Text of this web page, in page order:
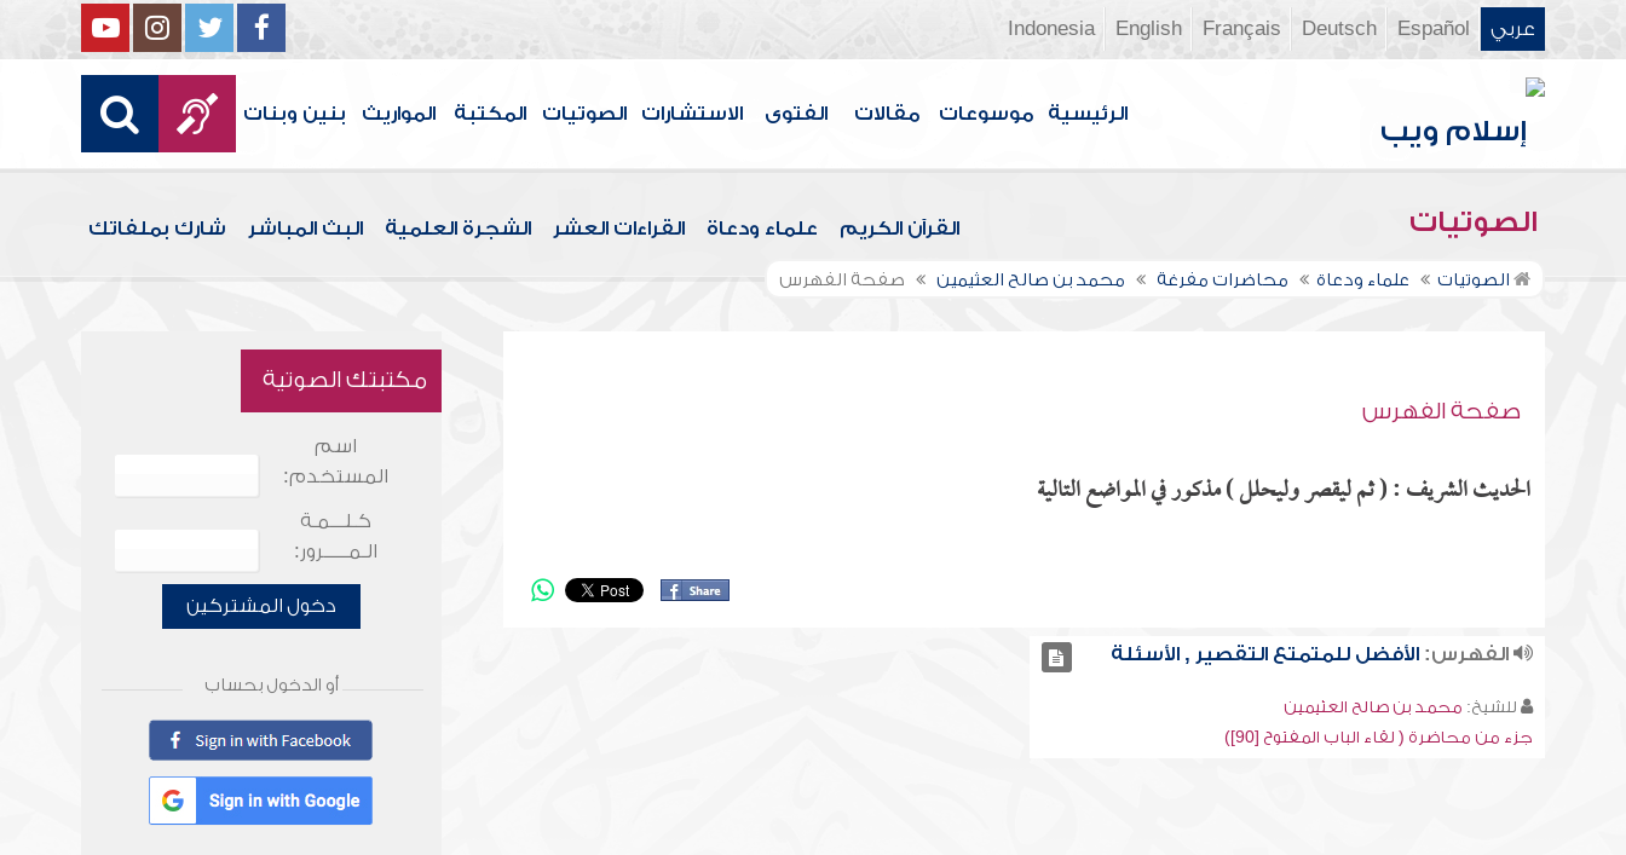
عربي Español
Deutsch
Français
English
Indonesia
الرئيسية موسوعات مقالات الفتوى الاستشارات الصوتيات المكتبة المواريث بنين وبنات
الصوتيات القرآن الكريم علماء ودعاة القراءات العشر الشجرة العلمية البث المباشر شارك بملفاتك
الصوتيات علماء ودعاة محاضرات مفرغة محمد بن صالح العثيمين صفحة الفهرس
صفحة الفهرس
الحديث الشريف : ( ثم ليقصر وليحلل ) مذكور في المواضع التالية
الفهرس:الأفضل للمتمتع التقصير , الأسئلة
للشيخ: محمد بن صالح العثيمين
جزء من محاضرة ( لقاء الباب المفتوح [90])
مكتبتك الصوتية
اسم
المستخدم:
كـلـــمـة
الـمـــــرور:
دخول المشتركين
أو الدخول بحساب